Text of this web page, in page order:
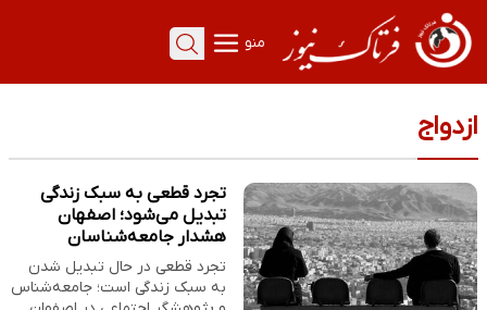
منو
ازدواج
تجرد قطعی به سبک زندگی
تبدیل می‌شود؛ اصفهان
هشدار جامعه‌شناسان
تجرد قطعی در حال تبدیل شدن
به سبک زندگی است؛ جامعه‌شناس